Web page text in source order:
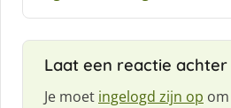
Laat een reactie achter
Je moet ingelogd zijn op